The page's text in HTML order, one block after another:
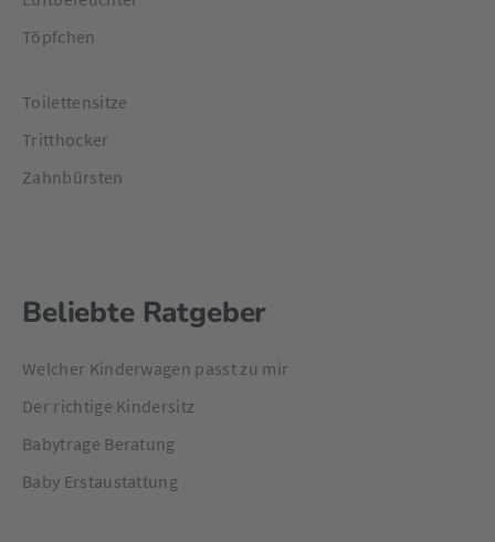
Töpfchen
Toilettensitze
Tritthocker
Zahnbürsten
Beliebte Ratgeber
Welcher Kinderwagen passt zu mir
Der richtige Kindersitz
Babytrage Beratung
Baby Erstaustattung